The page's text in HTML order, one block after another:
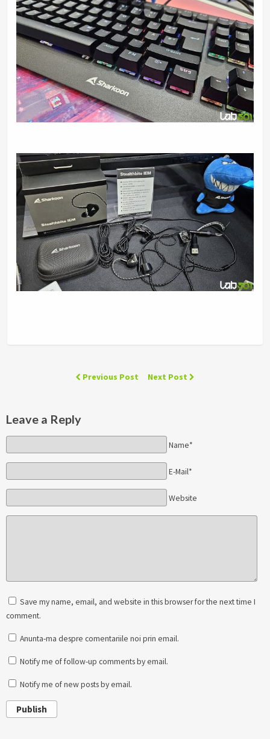
Previous Post Next Post
Leave a Reply
Name*
E-Mail*
Website
Save my name, email, and website in this browser for the next time I
comment.
Anunta-ma despre comentariile noi prin email.
Notify me of follow-up comments by email.
Notify me of new posts by email.
Publish